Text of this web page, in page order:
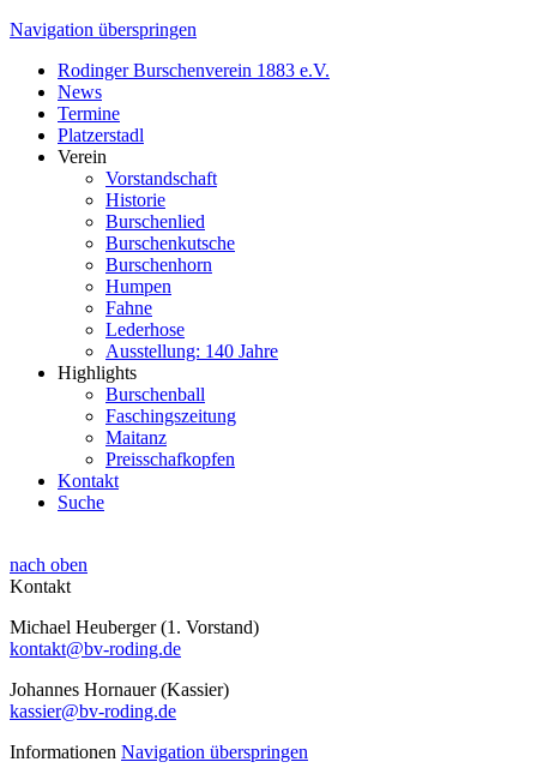
Navigation überspringen
Rodinger Burschenverein 1883 e.V.
News
Termine
Platzerstadl
Verein
Vorstandschaft
Historie
Burschenlied
Burschenkutsche
Burschenhorn
Humpen
Fahne
Lederhose
Ausstellung: 140 Jahre
Highlights
Burschenball
Faschingszeitung
Maitanz
Preisschafkopfen
Kontakt
Suche
nach oben
Kontakt
Michael Heuberger (1. Vorstand)
kontakt@bv-roding.de
Johannes Hornauer (Kassier)
kassier@bv-roding.de
Informationen Navigation überspringen